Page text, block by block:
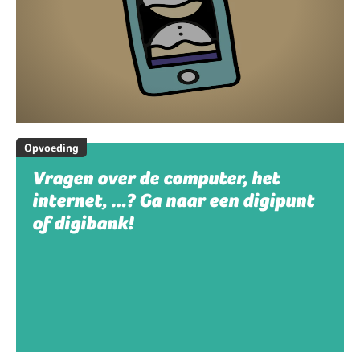
Opvoeding
Vragen over de computer, het
internet, …? Ga naar een digipunt
of digibank!